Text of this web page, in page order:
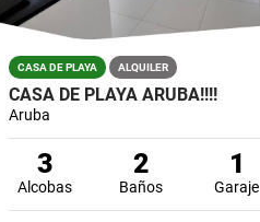
CASA DE PLAYA ALQUILER
CASA DE PLAYA ARUBA!!!!
Aruba
3
Alcobas
2
Baños
1
Garaje